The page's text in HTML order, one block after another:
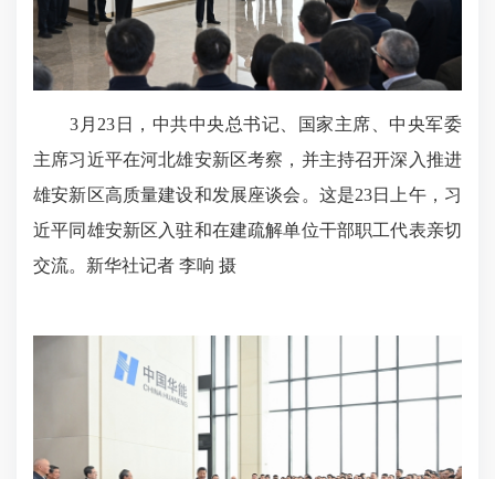
3月23日，中共中央总书记、国家主席、中央军委
主席习近平在河北雄安新区考察，并主持召开深入推进
雄安新区高质量建设和发展座谈会。这是23日上午，习
近平同雄安新区入驻和在建疏解单位干部职工代表亲切
交流。新华社记者 李响 摄